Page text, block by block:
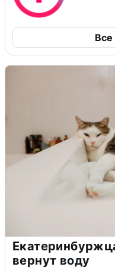
вернут воду